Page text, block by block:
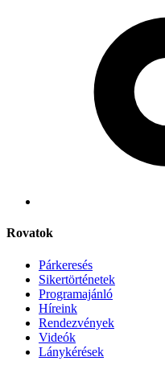
Rovatok
Párkeresés
Sikertörténetek
Programajánló
Híreink
Rendezvények
Videók
Lánykérések